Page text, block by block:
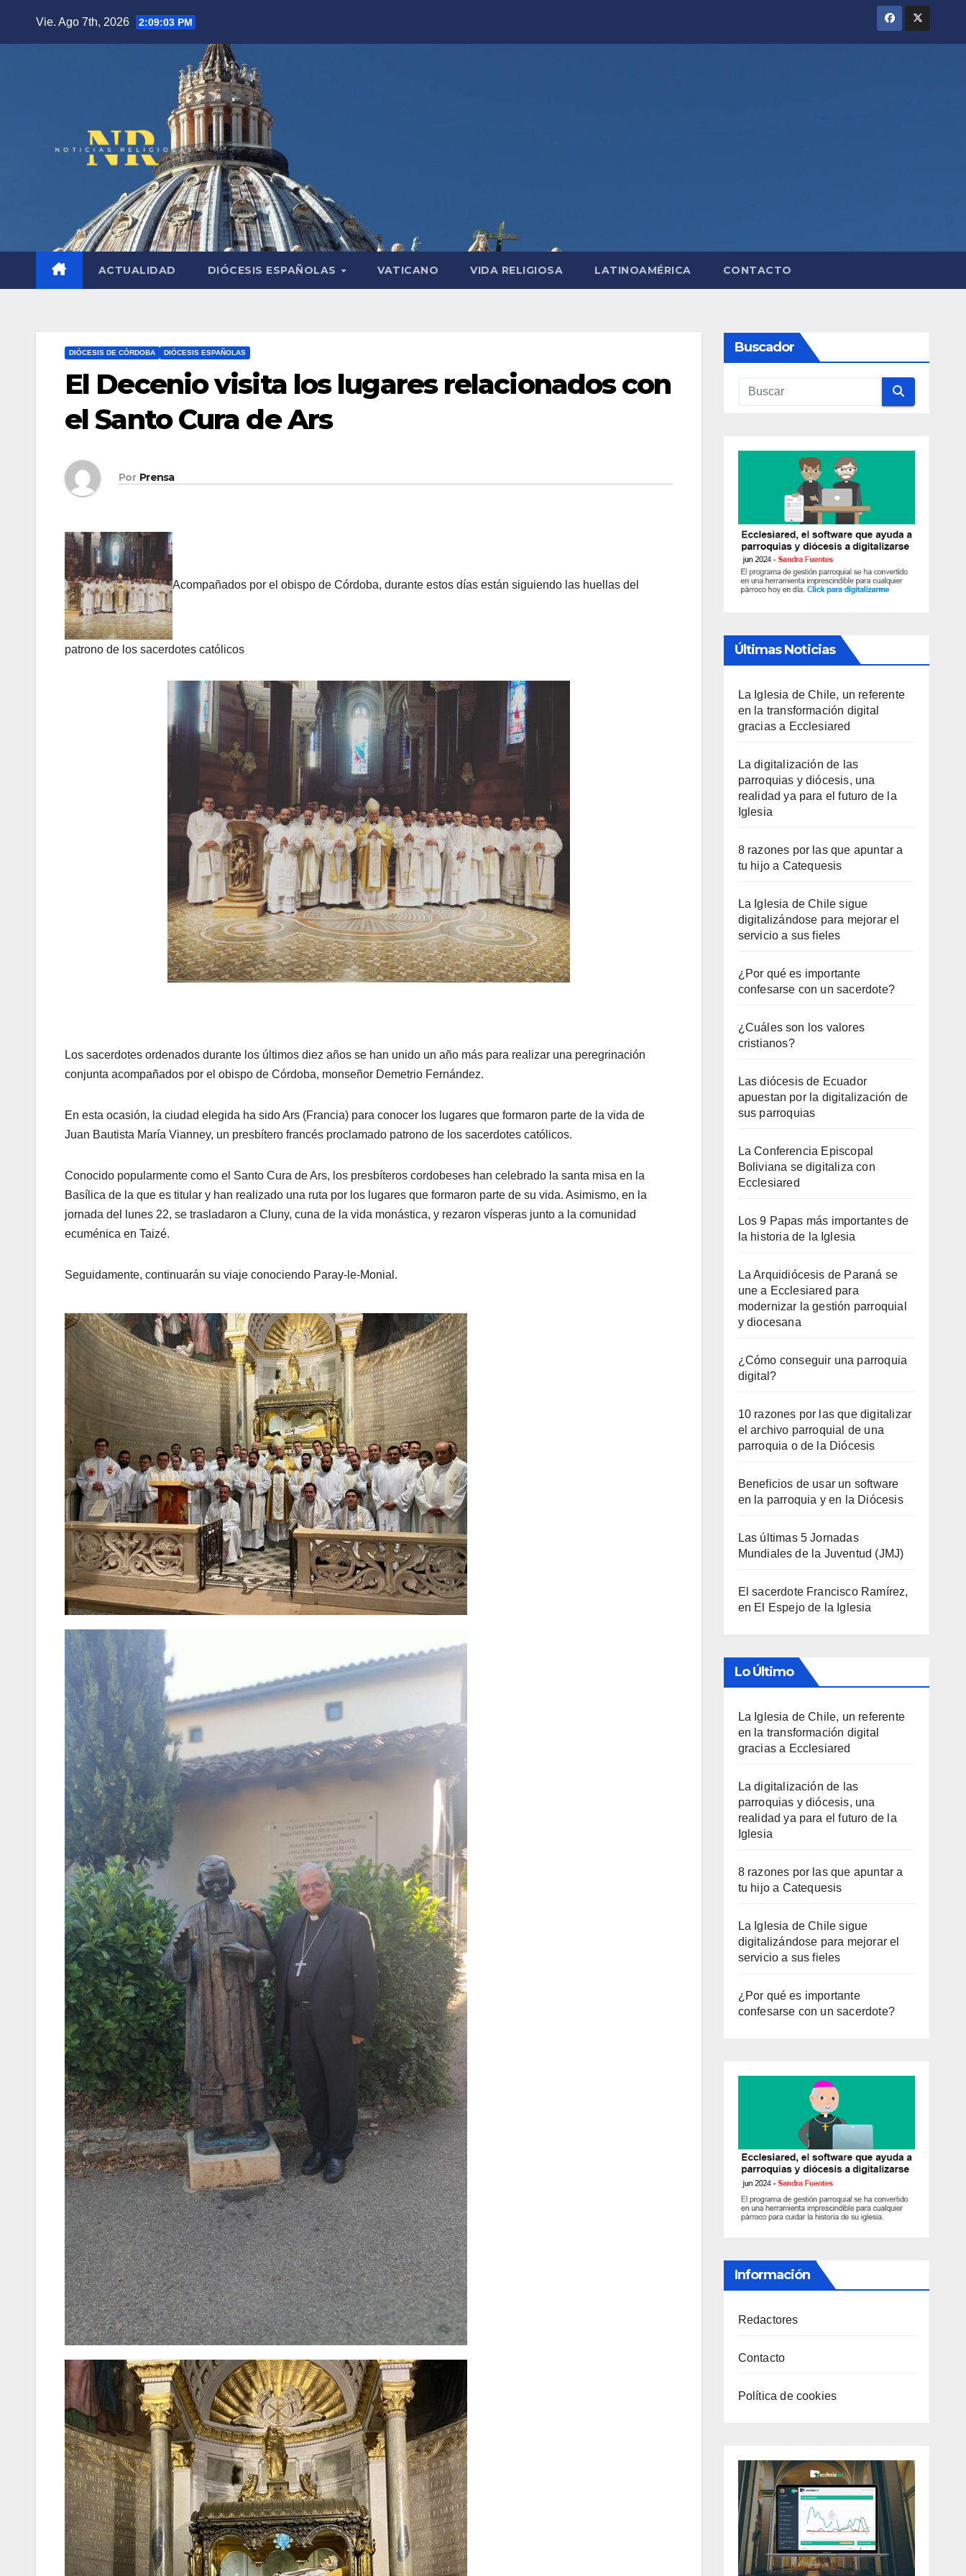
Vie. Ago 7th, 2026 2:09:05 PM
ACTUALIDAD DIÓCESIS ESPAÑOLAS VATICANO VIDA RELIGIOSA LATINOAMÉRICA CONTACTO
DIÓCESIS DE CÓRDOBA DIÓCESIS ESPAÑOLAS
El Decenio visita los lugares relacionados con
el Santo Cura de Ars
Por Prensa
Acompañados por el obispo de Córdoba, durante estos días están siguiendo las huellas del
patrono de los sacerdotes católicos
Los sacerdotes ordenados durante los últimos diez años se han unido un año más para realizar una peregrinación
conjunta acompañados por el obispo de Córdoba, monseñor Demetrio Fernández.
En esta ocasión, la ciudad elegida ha sido Ars (Francia) para conocer los lugares que formaron parte de la vida de
Juan Bautista María Vianney, un presbítero francés proclamado patrono de los sacerdotes católicos.
Conocido popularmente como el Santo Cura de Ars, los presbíteros cordobeses han celebrado la santa misa en la
Basílica de la que es titular y han realizado una ruta por los lugares que formaron parte de su vida. Asimismo, en la
jornada del lunes 22, se trasladaron a Cluny, cuna de la vida monástica, y rezaron vísperas junto a la comunidad
ecuménica en Taizé.
Seguidamente, continuarán su viaje conociendo Paray-le-Monial.
Buscador
Últimas Noticias
La Iglesia de Chile, un referente
en la transformación digital
gracias a Ecclesiared
La digitalización de las
parroquias y diócesis, una
realidad ya para el futuro de la
Iglesia
8 razones por las que apuntar a
tu hijo a Catequesis
La Iglesia de Chile sigue
digitalizándose para mejorar el
servicio a sus fieles
¿Por qué es importante
confesarse con un sacerdote?
¿Cuáles son los valores
cristianos?
Las diócesis de Ecuador
apuestan por la digitalización de
sus parroquias
La Conferencia Episcopal
Boliviana se digitaliza con
Ecclesiared
Los 9 Papas más importantes de
la historia de la Iglesia
La Arquidiócesis de Paraná se
une a Ecclesiared para
modernizar la gestión parroquial
y diocesana
¿Cómo conseguir una parroquia
digital?
10 razones por las que digitalizar
el archivo parroquial de una
parroquia o de la Diócesis
Beneficios de usar un software
en la parroquia y en la Diócesis
Las últimas 5 Jornadas
Mundiales de la Juventud (JMJ)
El sacerdote Francisco Ramírez,
en El Espejo de la Iglesia
Lo Último
La Iglesia de Chile, un referente
en la transformación digital
gracias a Ecclesiared
La digitalización de las
parroquias y diócesis, una
realidad ya para el futuro de la
Iglesia
8 razones por las que apuntar a
tu hijo a Catequesis
La Iglesia de Chile sigue
digitalizándose para mejorar el
servicio a sus fieles
¿Por qué es importante
confesarse con un sacerdote?
Información
Redactores
Contacto
Política de cookies